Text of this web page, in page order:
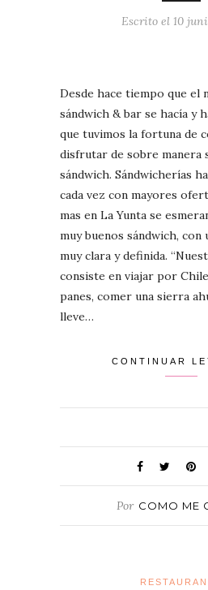
Escrito el 10
Desde hace tiempo que el
sándwich & bar se hacía y
que tuvimos la fortuna de
disfrutar de sobre manera
sándwich. Sándwicherías
cada vez con mayores
mas en La Yunta se
muy buenos sándwich, con
muy clara y definida.
consiste en viajar por
panes, comer una sierra
lleve…
CONTINUAR
Por COMO ME